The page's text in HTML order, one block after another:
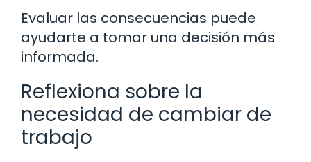
Evaluar las consecuencias puede
ayudarte a tomar una decisión más
informada.
Reflexiona sobre la
necesidad de cambiar de
trabajo